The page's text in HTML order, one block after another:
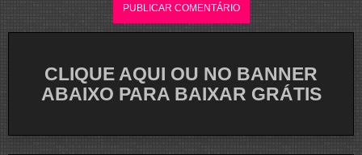
CLIQUE AQUI OU NO BANNER
ABAIXO PARA BAIXAR GRÁTIS